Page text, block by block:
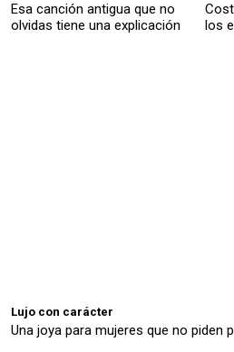
Esa canción antigua que no
olvidas tiene una explicación
los
Lujo con carácter
Una joya para mujeres que no piden